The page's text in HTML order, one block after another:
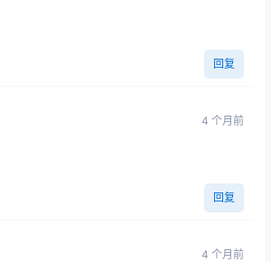
回复
4 个月前
回复
4 个月前